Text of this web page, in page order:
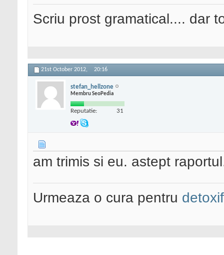
Scriu prost gramatical.... dar
21st October 2012, 20:16
stefan_hellzone
Membru SeoPedia
Reputatie: 31
am trimis si eu. astept
Urmeaza o cura pentru